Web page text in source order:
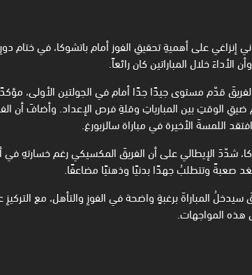
إنزاغي على أهميةِ تحقيقِ الفوز أمام باتشوكا، في ختام
الأداءَ خلال المباراتين كان رائعاً.
قدّم مستوى جيدًا جدًا أمام في الجولتين الأولى،
ضيقِ الوقتِ بين المبارياتِ وقلةِ فرص الإعداد. وأضافَ أن
اللمسةَ الأخيرة في مباراة سالزبورغ.
شدّدَ الإيطالي على أن الفريقَ المكسيكي رغم خسارتهِ
صعبةً وتتطلبُ جهدًا بدنيًا وذهنيًا مضاعفًا.
سيدخلُ المباراةَ برغبةٍ واضحة في الفوزِ والتأهل، مع
هذه المواجهات.